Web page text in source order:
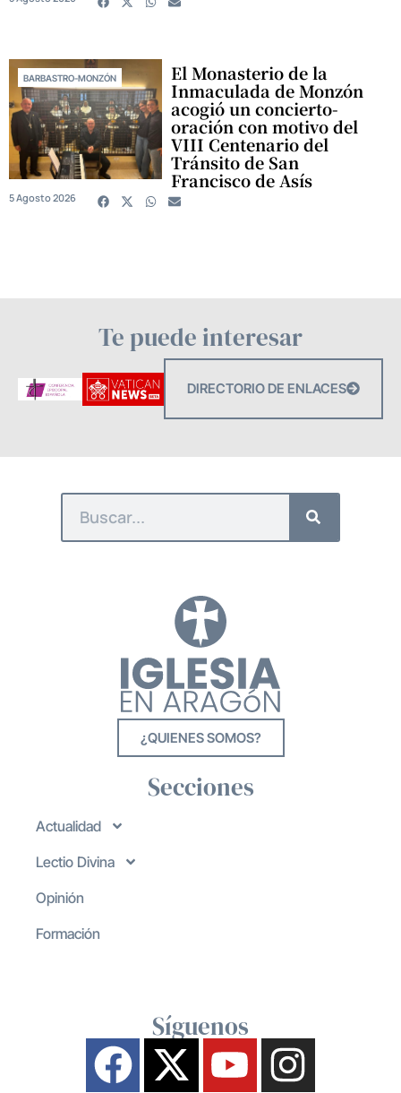
BARBASTRO-MONZÓN El Monasterio de la
Inmaculada de Monzón
acogió un concierto-
oración con motivo del
VIII Centenario del
Tránsito de San
Francisco de Asís
5 Agosto 2026
Te puede interesar
DIRECTORIO DE ENLACES
¿QUIENES SOMOS?
Secciones
Actualidad
Lectio Divina
Opinión
Formación
Síguenos